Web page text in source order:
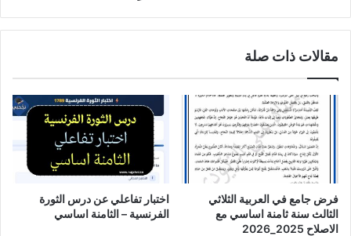
مقالات ذات صلة
فرض جامع في العربية الثلاثي
الثالث سنة ثامنة اساسي مع
الاصلاح 2025_2026
اختبار تفاعلي عن درس الثورة
الفرنسية – الثامنة اساسي